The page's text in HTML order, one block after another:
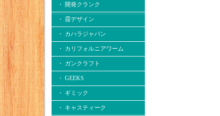
・ 開発クランク
・ 霞デザイン
・ カハラジャパン
・ カリフォルニアワーム
・ ガンクラフト
・ GEEKS
・ ギミック
・ キャスティーク